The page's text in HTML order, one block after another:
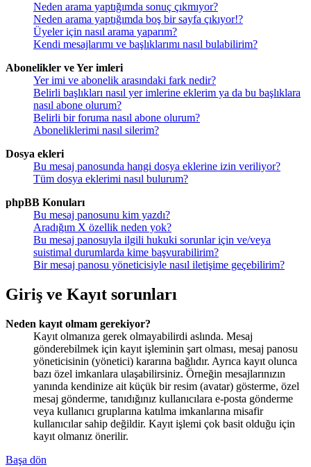
Neden arama yaptığımda sonuç çıkmıyor?
Neden arama yaptığımda boş bir sayfa çıkıyor!?
Üyeler için nasıl arama yaparım?
Kendi mesajlarımı ve başlıklarımı nasıl bulabilirim?
Abonelikler ve Yer imleri
Yer imi ve abonelik arasındaki fark nedir?
Belirli başlıkları nasıl yer imlerine eklerim ya da bu başlıklara
nasıl abone olurum?
Belirli bir foruma nasıl abone olurum?
Aboneliklerimi nasıl silerim?
Dosya ekleri
Bu mesaj panosunda hangi dosya eklerine izin veriliyor?
Tüm dosya eklerimi nasıl bulurum?
phpBB Konuları
Bu mesaj panosunu kim yazdı?
Aradığım X özellik neden yok?
Bu mesaj panosuyla ilgili hukuki sorunlar için ve/veya
suistimal durumlarda kime başvurabilirim?
Bir mesaj panosu yöneticisiyle nasıl iletişime geçebilirim?
Giriş ve Kayıt sorunları
Neden kayıt olmam gerekiyor?
Kayıt olmanıza gerek olmayabilirdi aslında. Mesaj
gönderebilmek için kayıt işleminin şart olması, mesaj panosu
yöneticisinin (yönetici) kararına bağlıdır. Ayrıca kayıt olunca
bazı özel imkanlara ulaşabilirsiniz. Örneğin mesajlarınızın
yanında kendinize ait küçük bir resim (avatar) gösterme, özel
mesaj gönderme, tanıdığınız kullanıcılara e-posta gönderme
veya kullanıcı gruplarına katılma imkanlarına misafir
kullanıcılar sahip değildir. Kayıt işlemi çok basit olduğu için
kayıt olmanız önerilir.
Başa dön